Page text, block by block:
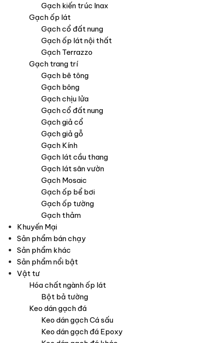
Gạch kiến trúc Inax
Gạch ốp lát
Gạch cổ đất nung
Gạch ốp lát nội thất
Gạch Terrazzo
Gạch trang trí
Gạch bê tông
Gạch bông
Gạch chịu lửa
Gạch cổ đất nung
Gạch giả cổ
Gạch giả gỗ
Gạch Kính
Gạch lát cầu thang
Gạch lát sân vườn
Gạch Mosaic
Gạch ốp bể bơi
Gạch ốp tường
Gạch thảm
Khuyến Mại
Sản phẩm bán chạy
Sản phẩm khác
Sản phẩm nổi bật
Vật tư
Hóa chất ngành ốp lát
Bột bả tường
Keo dán gạch đá
Keo dán gạch Cá sấu
Keo dán gạch đá Epoxy